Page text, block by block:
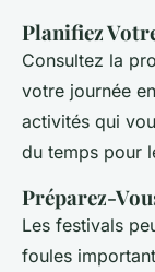
Planifiez
Consultez la
votre journée
activités qui
du temps pour
Préparez-
Les festivals
foules